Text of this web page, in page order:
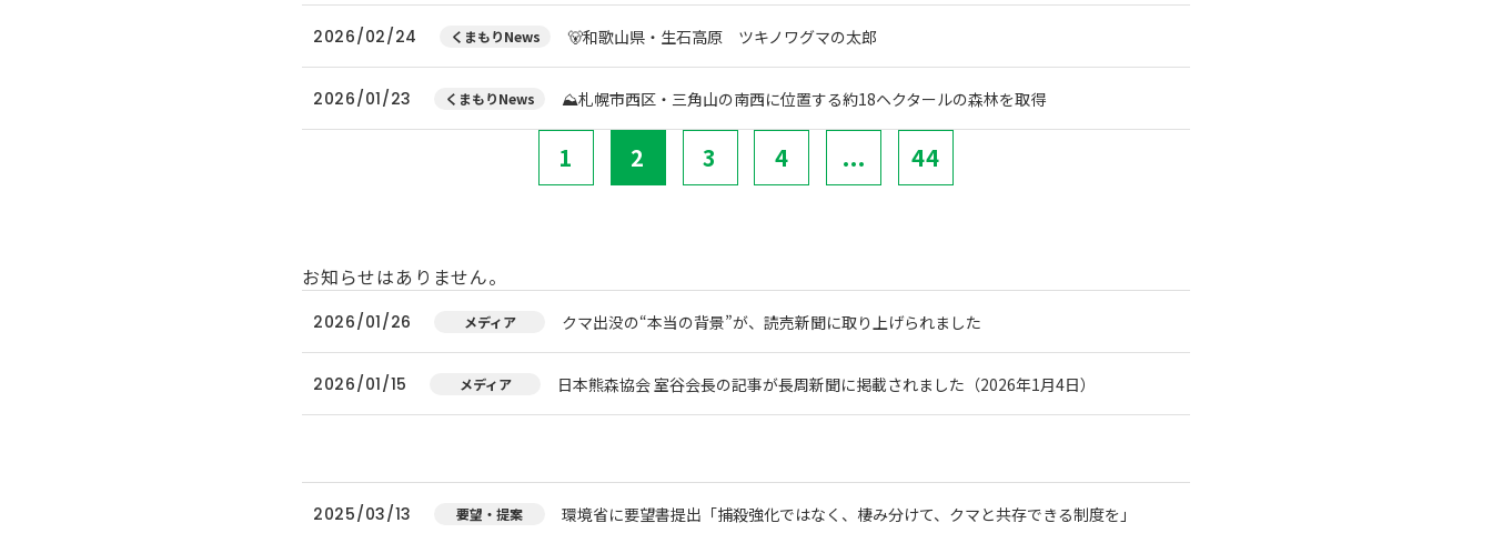
2026/02/24 くまもりNews 🐻和歌山県・生石高原 ツキノワグマの太郎
2026/01/23 くまもりNews ⛰️札幌市西区・三角山の南西に位置する約18ヘクタールの森林を取得
1 2 3 4 ... 44
お知らせはありません。
2026/01/26 メディア クマ出没の“本当の背景”が、読売新聞に取り上げられました
2026/01/15 メディア 日本熊森協会 室谷会長の記事が長周新聞に掲載されました（2026年1月4日）
2025/03/13 要望・提案 環境省に要望書提出「捕殺強化ではなく、棲み分けて、クマと共存できる制度を」